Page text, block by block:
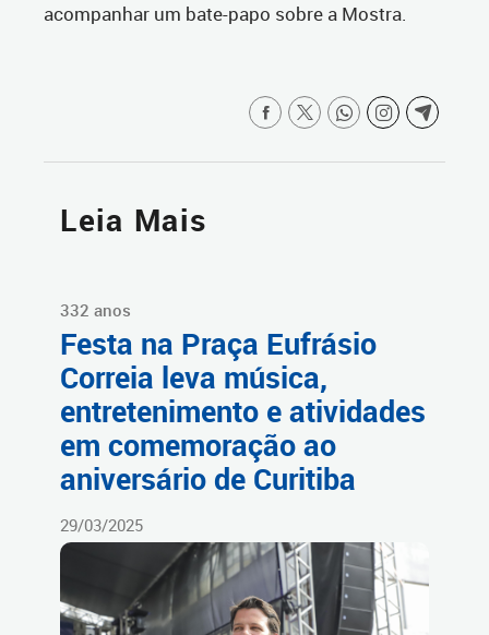
acompanhar um bate-papo sobre a Mostra.
Leia Mais
332 anos
Festa na Praça Eufrásio
Correia leva música,
entretenimento e atividades
em comemoração ao
aniversário de Curitiba
29/03/2025